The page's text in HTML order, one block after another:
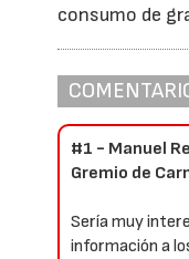
consumo de
#1 - Manuel
Gremio de
Sería muy
información a